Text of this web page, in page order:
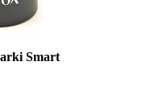
Smart